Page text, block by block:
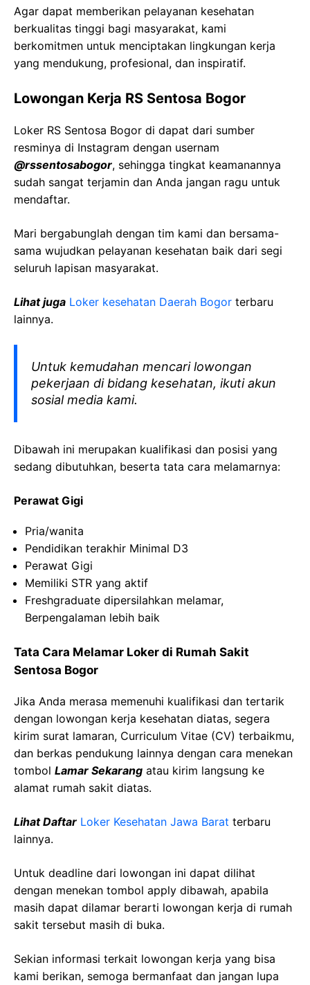
Agar dapat memberikan pelayanan kesehatan
berkualitas tinggi bagi masyarakat, kami
berkomitmen untuk menciptakan lingkungan kerja
yang mendukung, profesional, dan inspiratif.
Lowongan Kerja RS Sentosa Bogor
Loker RS Sentosa Bogor di dapat dari sumber
resminya di Instagram dengan usernam
@rssentosabogor, sehingga tingkat keamanannya
sudah sangat terjamin dan Anda jangan ragu untuk
mendaftar.
Mari bergabunglah dengan tim kami dan bersama-
sama wujudkan pelayanan kesehatan baik dari segi
seluruh lapisan masyarakat.
Lihat juga Loker kesehatan Daerah Bogor terbaru
lainnya.
Untuk kemudahan mencari lowongan
pekerjaan di bidang kesehatan, ikuti akun
sosial media kami.
Dibawah ini merupakan kualifikasi dan posisi yang
sedang dibutuhkan, beserta tata cara melamarnya:
Perawat Gigi
Pria/wanita
Pendidikan terakhir Minimal D3
Perawat Gigi
Memiliki STR yang aktif
Freshgraduate dipersilahkan melamar,
Berpengalaman lebih baik
Tata Cara Melamar Loker di Rumah Sakit
Sentosa Bogor
Jika Anda merasa memenuhi kualifikasi dan tertarik
dengan lowongan kerja kesehatan diatas, segera
kirim surat lamaran, Curriculum Vitae (CV) terbaikmu,
dan berkas pendukung lainnya dengan cara menekan
tombol Lamar Sekarang atau kirim langsung ke
alamat rumah sakit diatas.
Lihat Daftar Loker Kesehatan Jawa Barat terbaru
lainnya.
Untuk deadline dari lowongan ini dapat dilihat
dengan menekan tombol apply dibawah, apabila
masih dapat dilamar berarti lowongan kerja di rumah
sakit tersebut masih di buka.
Sekian informasi terkait lowongan kerja yang bisa
kami berikan, semoga bermanfaat dan jangan lupa